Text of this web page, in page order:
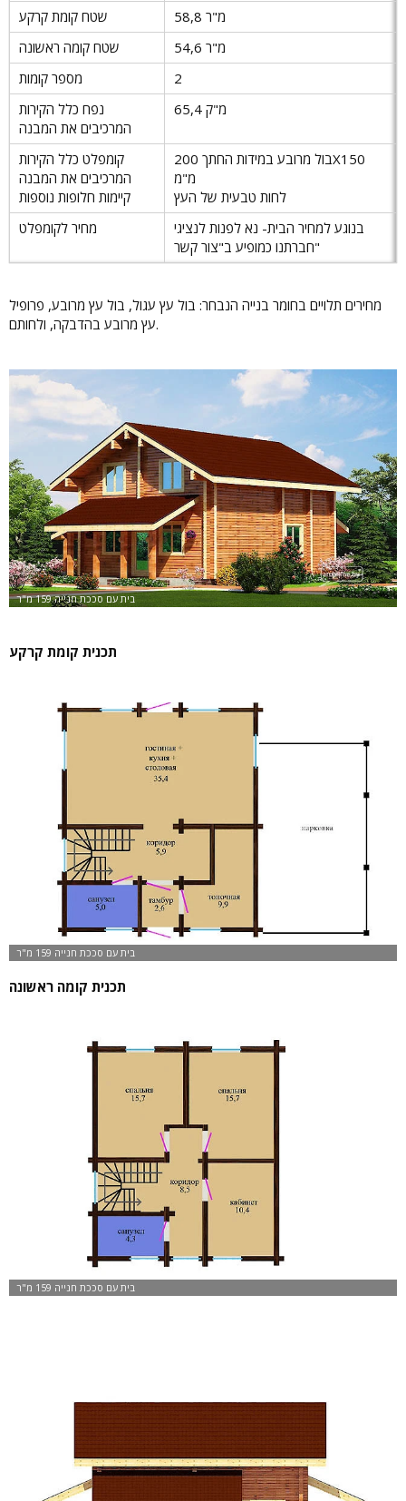
שטח קומת קרקע
58,8 מ"ר
שטח קומה ראשונה
54,6 מ"ר
מספר קומות
2
נפח כלל הקירות
המרכיבים את המבנה
65,4 מ"ק
קומפלט כלל הקירות
המרכיבים את המבנה
קיימות חלופות נוספות
בול מרובע במידות החתך 200X150
מ"מ
לחות טבעית של העץ
מחיר לקומפלט
בנוגע למחיר הבית- נא לפנות לנציגי
חברתנו כמופיע ב"צור קשר"
מחירים תלויים בחומר בנייה הנבחר: בול עץ עגול, בול עץ מרובע, פרופיל
עץ מרובע בהדבקה, ולחותם.
תכנית קומת קרקע
תכנית קומה ראשונה